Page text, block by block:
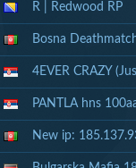
R | Redwood RP
Bosna
4EVER CRAZY
PANTLA hns
New ip: